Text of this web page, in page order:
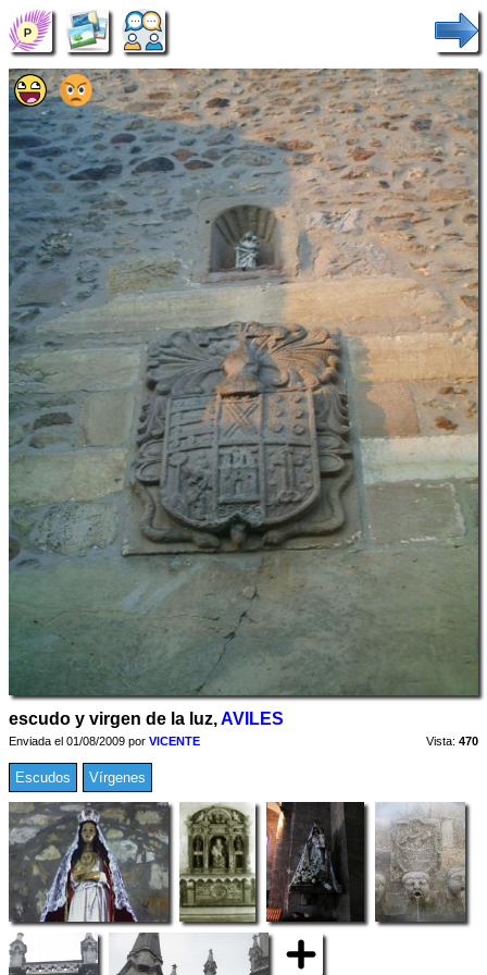
escudo y virgen de la luz,AVILES
Enviada el 01/08/2009 por VICENTE Vista: 470
Escudos Vírgenes